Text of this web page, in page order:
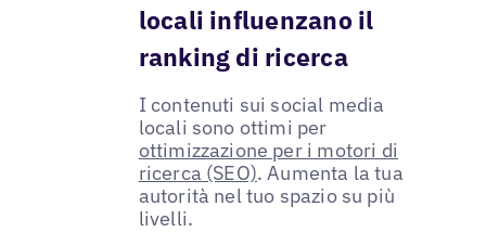
locali influenzano il
ranking di ricerca
I contenuti sui social media
locali sono ottimi per
ottimizzazione per i motori di
ricerca (SEO). Aumenta la tua
autorità nel tuo spazio su più
livelli.